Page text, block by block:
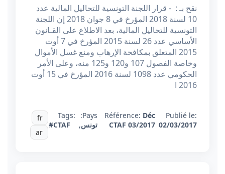
نقح بـ : - قرار اللجنة التونسية للتحاليل المالية عدد
10 لسنة 2018 المؤرخ في 8 جوان 2018 إن اللجنة
التونسية للتحاليل المالية، بعد الاطلاع على القـانون
الأساسي عدد 26 لسنة 2015 المؤرخ في 7 أوت
2015 المتعلق بمكافحة الإرهاب ومنع غسل الأموال
وخاصة الفصول 107 و120 و125 منه، وعلى الأمر
الحكومي عدد 1098 لسنة 2016 المؤرخ في 15 أوت
2016 ا
Publié le:
02/03/2017
Référence: Déc
CTAF 03/2017
Pays:
تونس,
Tags:
#CTAF
fr
ar